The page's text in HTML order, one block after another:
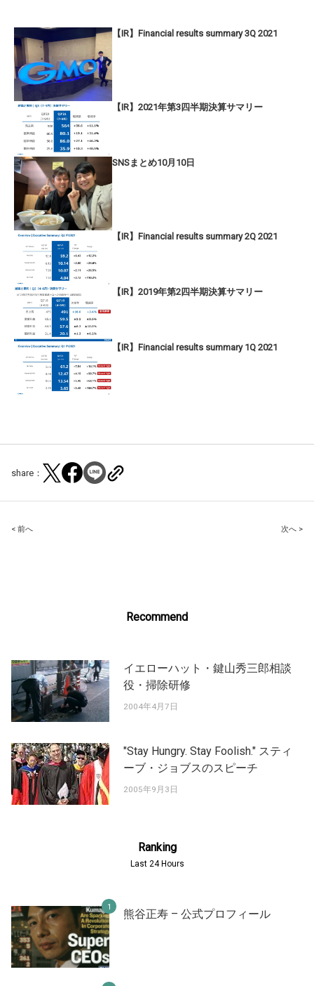
【IR】Financial results summary 3Q 2021
【IR】2021年第3四半期決算サマリー
SNSまとめ10月10日
【IR】Financial results summary 2Q 2021
【IR】2019年第2四半期決算サマリー
【IR】Financial results summary 1Q 2021
share：
Post
< 前へ 次へ >
Recommend
イエローハット・鍵山秀三郎相談
役・掃除研修
2004年4月7日
"Stay Hungry. Stay Foolish." スティ
ーブ・ジョブスのスピーチ
2005年9月3日
Ranking
Last 24 Hours
熊谷正寿 – 公式プロフィール